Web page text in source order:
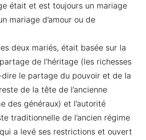
était et est toujours un mariage
mariage d’amour ou de
deux mariés, était basée sur la
de l’héritage (les richesses
dire le partage du pouvoir et de la
de la tête de l’ancienne
des généraux) et l’autorité
traditionnelle de l’ancien régime
a levé ses restrictions et ouvert